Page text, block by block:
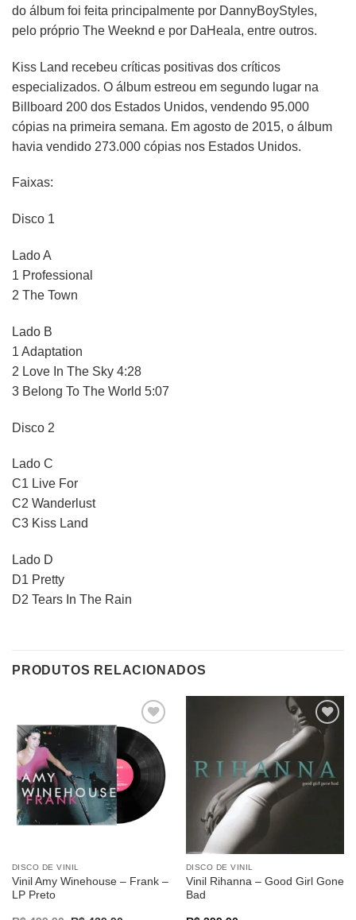
do álbum foi feita principalmente por DannyBoyStyles,
pelo próprio The Weeknd e por DaHeala, entre outros.
Kiss Land recebeu críticas positivas dos críticos
especializados. O álbum estreou em segundo lugar na
Billboard 200 dos Estados Unidos, vendendo 95.000
cópias na primeira semana. Em agosto de 2015, o álbum
havia vendido 273.000 cópias nos Estados Unidos.
Faixas:
Disco 1
Lado A
1 Professional
2 The Town
Lado B
1 Adaptation
2 Love In The Sky 4:28
3 Belong To The World 5:07
Disco 2
Lado C
C1 Live For
C2 Wanderlust
C3 Kiss Land
Lado D
D1 Pretty
D2 Tears In The Rain
PRODUTOS RELACIONADOS
Adicionar
a lista de
desejos
DISCO DE VINIL
Vinil Amy Winehouse – Frank –
LP Preto
Adicionar
a lista de
DISCO DE VINIL
Vinil Rihanna – Good Girl Gone
Bad